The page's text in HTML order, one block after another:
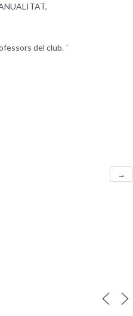
del club. ´
→